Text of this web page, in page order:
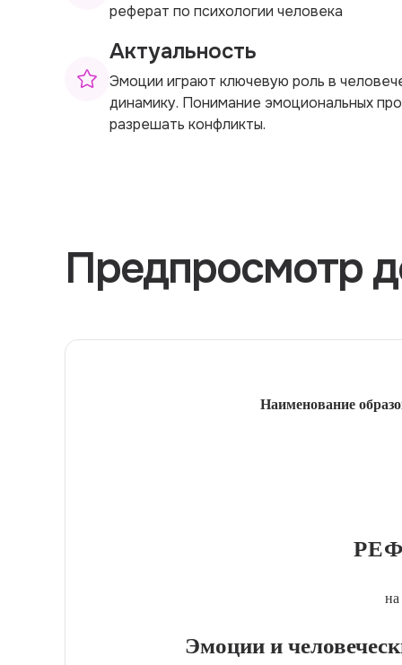
реферат по психологии человека
Актуальность
Эмоции играют ключевую роль в
динамику. Понимание эмоциональных
разрешать конфликты.
Предпросмотр
Наименование
на
Эмоции и